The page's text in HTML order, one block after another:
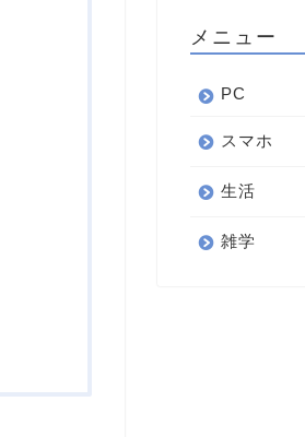
メニュー
PC
スマホ
生活
雑学